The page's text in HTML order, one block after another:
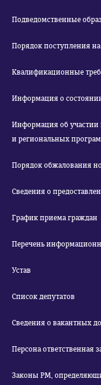
Подведомственные
Порядок поступления
Квалификационные
Информация о
Информация об участии
и региональных
Порядок обжалования
Сведения о
График приема граждан
Перечень
Устав
Список депутатов
Сведения о вакантных
Персона ответственная
Законы РМ,